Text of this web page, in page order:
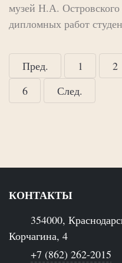
музей Н.А.
дипломных работ
Пред. 1 2
6
След.
КОНТАКТЫ
354000,
Корчагина, 4
+7 (862) 262-2015